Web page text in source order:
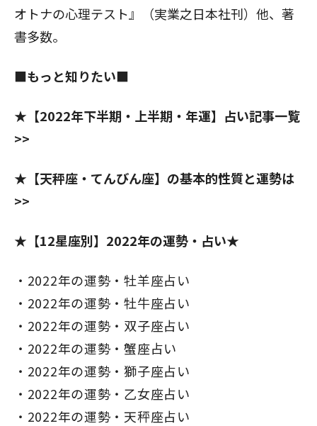
オトナの心理テスト』（実業之日本社刊）他、著
書多数。
■もっと知りたい■
★ 【2022年下半期・上半期・年運】占い記事一覧
>>
★【天秤座 ・てんびん座】の基本的性質と運勢は
>>
★【12星座別】2022年の運勢・占い★
2022年の運勢・牡羊座占い
2022年の運勢・牡牛座占い
2022年の運勢・双子座占い
2022年の運勢・蟹座占い
2022年の運勢・獅子座占い
2022年の運勢・乙女座占い
2022年の運勢・天秤座占い